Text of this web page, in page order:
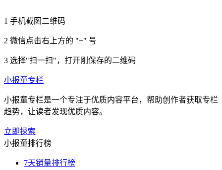
1 手机截图二维码
2 微信点击右上方的 "+" 号
3 选择"扫一扫"，打开刚保存的二维码
小报童专栏
小报童专栏是一个专注于优质内容平台，帮助创作者获取专栏
趋势，让读者发现优质内容。
立即探索
小报童排行榜
7天销量排行榜